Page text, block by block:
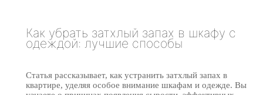
Как убрать затхлый запах в шкафу с
одеждой: лучшие способы
Статья рассказывает, как устранить затхлый запах в
квартире, уделяя особое внимание шкафам и одежде. Вы